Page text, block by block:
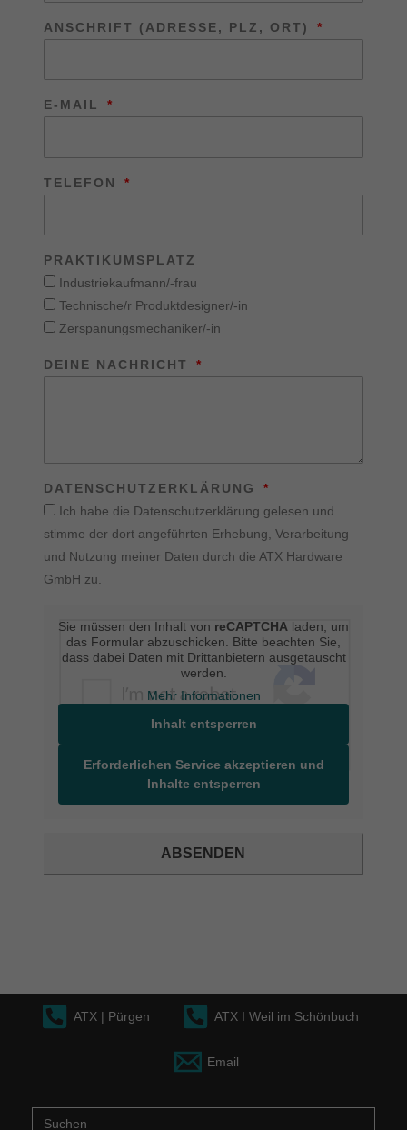
ANSCHRIFT (ADRESSE, PLZ, ORT)
E-MAIL
TELEFON
PRAKTIKUMSPLATZ
Industriekaufmann/-frau
Technische/r Produktdesigner/-in
Zerspanungsmechaniker/-in
DEINE NACHRICHT
DATENSCHUTZERKLÄRUNG
Ich habe die Datenschutzerklärung gelesen und
stimme der dort angeführten Erhebung, Verarbeitung
und Nutzung meiner Daten durch die ATX Hardware
GmbH zu.
Sie müssen den Inhalt von reCAPTCHA laden, um
das Formular abzuschicken. Bitte beachten Sie,
dass dabei Daten mit Drittanbietern ausgetauscht
werden.
Mehr Informationen
Inhalt entsperren
Erforderlichen Service akzeptieren und
Inhalte entsperren
ABSENDEN
ATX | Pürgen ATX I Weil im Schönbuch
Email
Suche
nach: